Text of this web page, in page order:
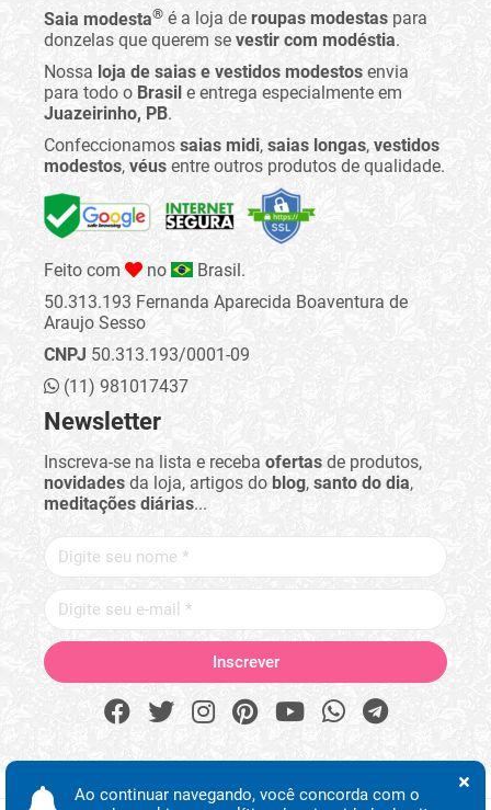
Saia modesta® é a loja de roupas modestas para
donzelas que querem se vestir com modéstia.
Nossa loja de saias e vestidos modestos envia
para todo o Brasil e entrega especialmente em
Juazeirinho, PB.
Confeccionamos saias midi, saias longas, vestidos
modestos, véus entre outros produtos de qualidade.
Feito com no
Brasil.
50.313.193 Fernanda Aparecida Boaventura de
Araujo Sesso
CNPJ 50.313.193/0001-09
(11) 981017437
Newsletter
Inscreva-se na lista e receba ofertas de produtos,
novidades da loja, artigos do blog, santo do dia,
meditações diárias...
Ao continuar navegando, você concorda com o